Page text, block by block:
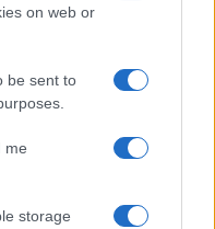
on web or
be sent to
me
storage